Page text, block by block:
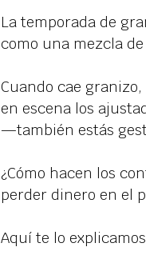
La temporada de
como una mezcla
Cuando cae
en escena los
—también estás
¿Cómo hacen los
perder dinero en el
Aquí te lo